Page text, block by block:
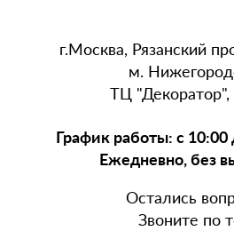
г.Москва, Рязанский
м.
ТЦ "Декоратор",
График работы: с 10:00
Ежедневно, без
Остались
Звоните по